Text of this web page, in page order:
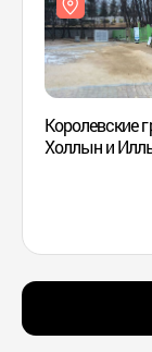
Королевские
Холлын и
наследие
헌릉(태종,원
인릉(순조,순
[유네스코 세